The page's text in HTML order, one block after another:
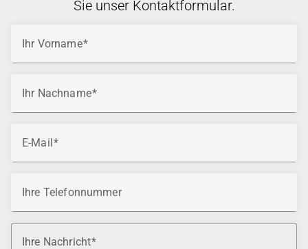
Sie unser Kontaktformular.
Ihr Vorname
Ihr Nachname
E-Mail
Ihre Telefonnummer
Ihre Nachricht